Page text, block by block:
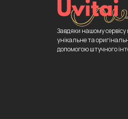
Завдяки нашому
унікальне та
допомогою штучного